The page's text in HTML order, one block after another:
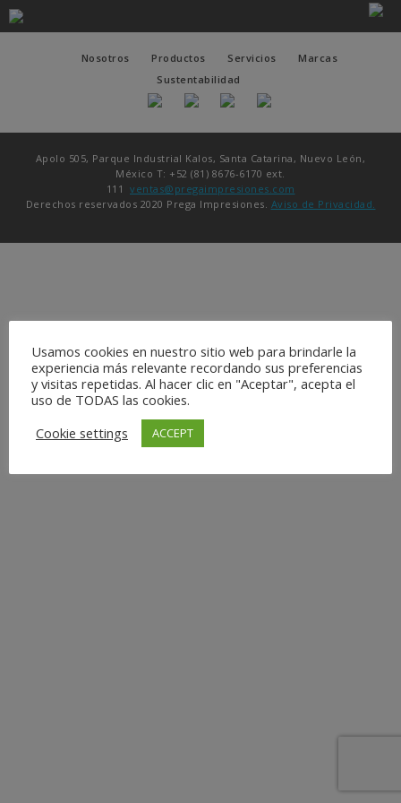
Usamos cookies en nuestro sitio web para brindarle la
experiencia más relevante recordando sus preferencias
y visitas repetidas. Al hacer clic en "Aceptar", acepta el
uso de TODAS las cookies.
Cookie settings
ACCEPT
Nosotros Productos Servicios
Marcas
Sustentabilidad
Apolo 505, Parque Industrial Kalos, Santa Catarina, Nuevo León,
México T: +52 (81) 8676-6170 ext.
111 ventas@pregaimpresiones.com
Derechos reservados 2020 Prega Impresiones. Aviso de Privacidad.